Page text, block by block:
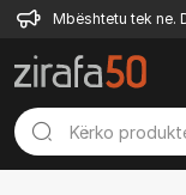
Mbështetu tek ne.